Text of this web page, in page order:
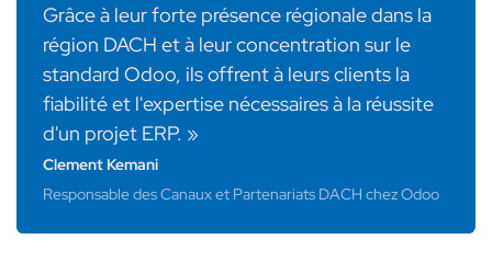
Grâce à leur forte présence régionale dans la
région DACH et à leur concentration sur le
standard Odoo, ils offrent à leurs clients la
fiabilité et l'expertise nécessaires à la réussite
d'un projet ERP. »
Clement Kemani
Responsable des Canaux et Partenariats DACH chez Odoo